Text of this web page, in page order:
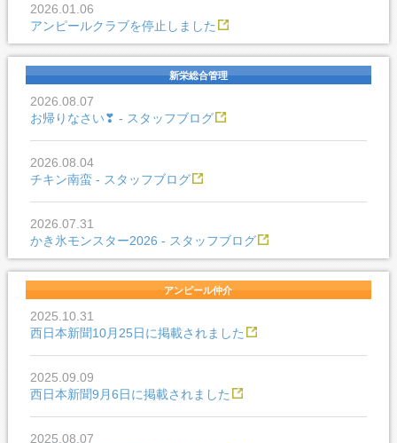
2026.01.06
アンピールクラブを停止しました
新栄総合管理
2026.08.07
お帰りなさい❣ - スタッフブログ
2026.08.04
チキン南蛮 - スタッフブログ
2026.07.31
かき氷モンスター2026 - スタッフブログ
アンピール仲介
2025.10.31
西日本新聞10月25日に掲載されました
2025.09.09
西日本新聞9月6日に掲載されました
2025.08.07